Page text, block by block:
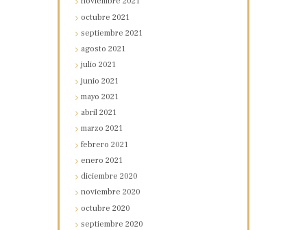
octubre2021
septiembre2021
agosto2021
julio2021
junio2021
mayo2021
abril2021
marzo2021
febrero2021
enero2021
diciembre2020
noviembre2020
octubre2020
septiembre2020